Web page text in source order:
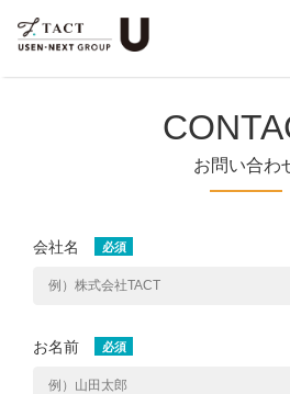
お問い合わ
会社名
お名前